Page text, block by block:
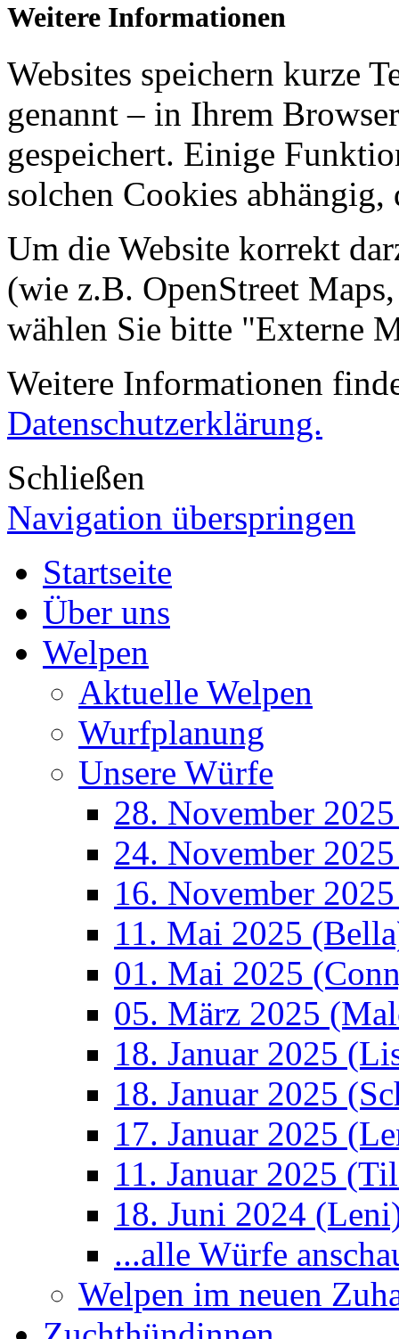
Weitere Informationen
Websites speichern kurze
genannt – in Ihrem
gespeichert. Einige
solchen Cookies
Um die Website korrekt
(wie z.B. OpenStreet
wählen Sie bitte "Externe
Weitere Informationen
Datenschutzerklärung.
Schließen
Navigation überspringen
Startseite
Über uns
Welpen
Aktuelle Welpen
Wurfplanung
Unsere Würfe
28. November
24. November
16. November
11. Mai 2025
01. Mai 2025
05. März 2025
18. Januar 2025
18. Januar 2025
17. Januar 2025
11. Januar 2025
18. Juni 2024
...alle Würfe
Welpen im neuen